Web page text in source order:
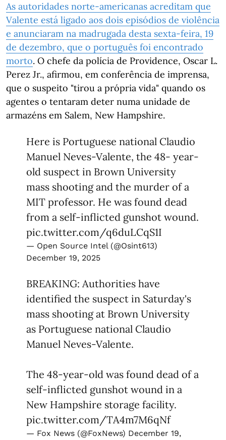
As autoridades norte-americanas acreditam que
Valente está ligado aos dois episódios de violência
e anunciaram na madrugada desta sexta-feira, 19
de dezembro, que o português foi encontrado
morto. O chefe da polícia de Providence, Oscar L.
Perez Jr., afirmou, em conferência de imprensa,
que o suspeito "tirou a própria vida" quando os
agentes o tentaram deter numa unidade de
armazéns em Salem, New Hampshire.
Here is Portuguese national Claudio
Manuel Neves-Valente, the 48- year-
old suspect in Brown University
mass shooting and the murder of a
MIT professor. He was found dead
from a self-inflicted gunshot wound.
pic.twitter.com/q6duLCqS1I
— Open Source Intel (@Osint613)
December 19, 2025
BREAKING: Authorities have
identified the suspect in Saturday's
mass shooting at Brown University
as Portuguese national Claudio
Manuel Neves-Valente.
The 48-year-old was found dead of a
self-inflicted gunshot wound in a
New Hampshire storage facility.
pic.twitter.com/TA4m7M6qNf
— Fox News (@FoxNews) December 19,